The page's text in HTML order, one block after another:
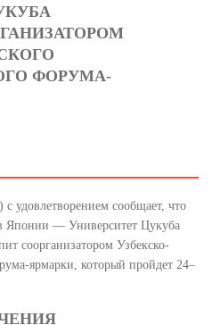
ФОРУМА-
удовлетворением сообщает, что
Японии — Университет Цукуба
соорганизатором Узбекско-
ярмарки, который пройдет 24–